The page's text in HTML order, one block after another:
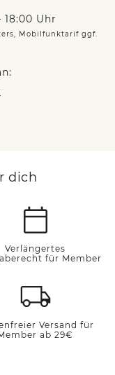
18:00 Uhr
Mobilfunktarif ggf.
dich
Verlängertes
für Member
Versand für
ab 29€